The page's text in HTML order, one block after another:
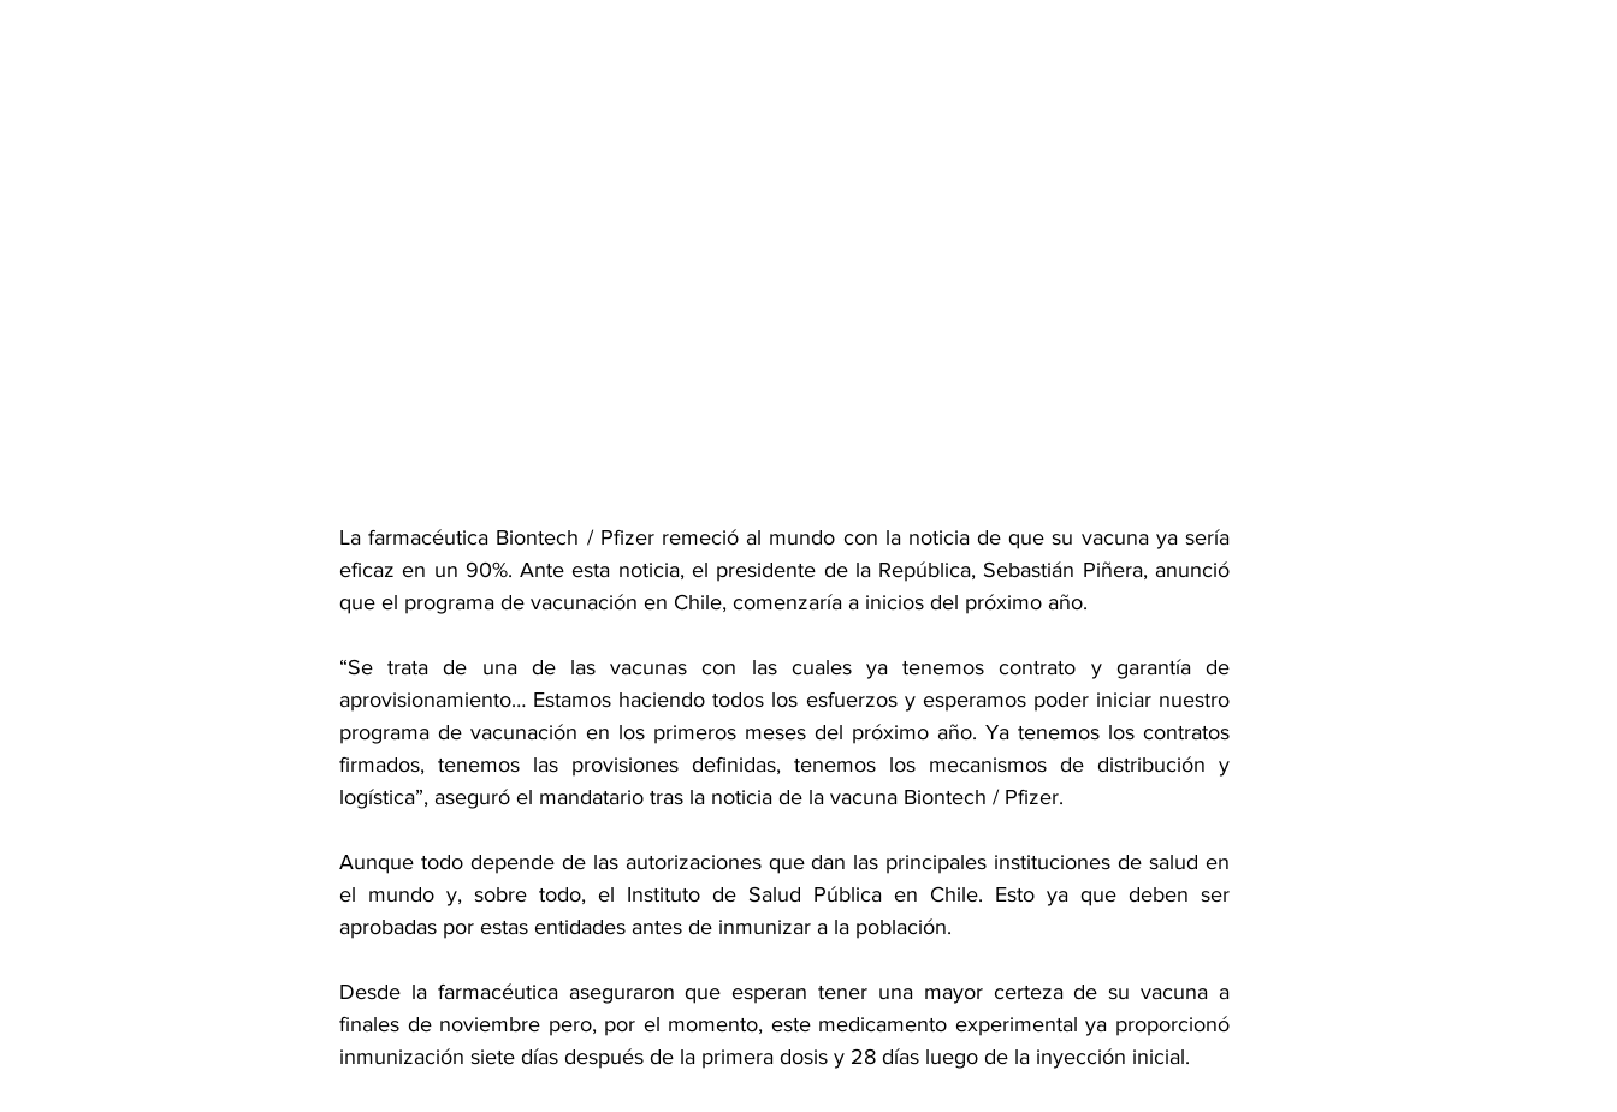
La farmacéutica Biontech / Pfizer remeció al mundo con la noticia de que su vacuna ya sería
eficaz en un 90%. Ante esta noticia, el presidente de la República, Sebastián Piñera, anunció
que el programa de vacunación en Chile, comenzaría a inicios del próximo año.
“Se trata de una de las vacunas con las cuales ya tenemos contrato y garantía de
aprovisionamiento… Estamos haciendo todos los esfuerzos y esperamos poder iniciar nuestro
programa de vacunación en los primeros meses del próximo año. Ya tenemos los contratos
firmados, tenemos las provisiones definidas, tenemos los mecanismos de distribución y
logística”, aseguró el mandatario tras la noticia de la vacuna Biontech / Pfizer.
Aunque todo depende de las autorizaciones que dan las principales instituciones de salud en
el mundo y, sobre todo, el Instituto de Salud Pública en Chile. Esto ya que deben ser
aprobadas por estas entidades antes de inmunizar a la población.
Desde la farmacéutica aseguraron que esperan tener una mayor certeza de su vacuna a
finales de noviembre pero, por el momento, este medicamento experimental ya proporcionó
inmunización siete días después de la primera dosis y 28 días luego de la inyección inicial.